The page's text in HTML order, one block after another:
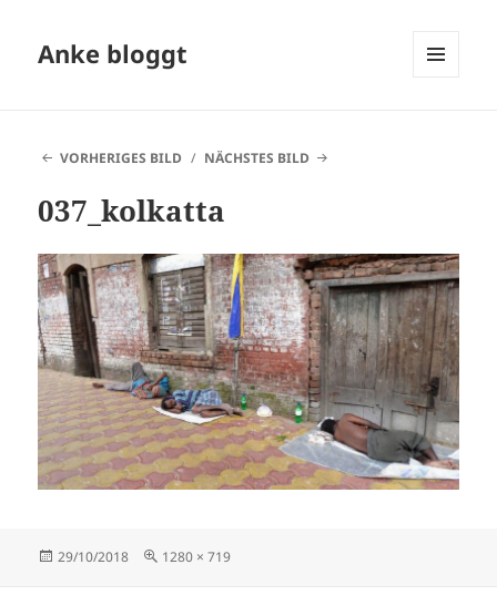
Anke bloggt
VORHERIGES BILD
NÄCHSTES BILD
037_kolkatta
Veröffentlicht
29/10/2018 Originalgröße
1280 × 719